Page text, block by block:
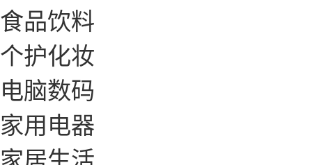
食品饮料
个护化妆
电脑数码
家用电器